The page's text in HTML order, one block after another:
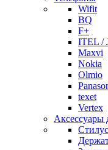
Wifit
BQ
F+
ITEL /
Maxvi
Nokia
Olmio
texet
Vertex
Аксессуары